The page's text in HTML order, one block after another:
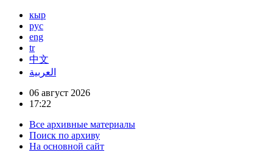
кыр
рус
eng
tr
中文
العربية
06 август 2026
17:22
Все архивные материалы
Поиск по архиву
На основной сайт